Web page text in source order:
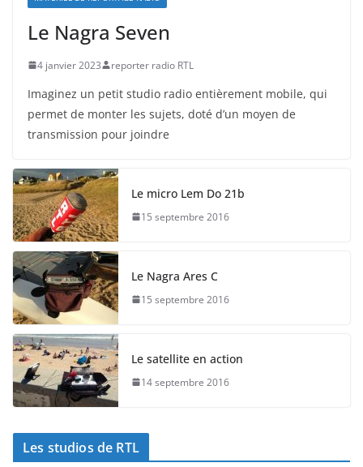
Le Nagra Seven
4 janvier 2023 reporter radio RTL
Imaginez un petit studio radio entièrement mobile, qui
permet de monter les sujets, doté d’un moyen de
transmission pour joindre
Le micro Lem Do 21b
15 septembre 2016
Le Nagra Ares C
15 septembre 2016
Le satellite en action
14 septembre 2016
Les studios de RTL